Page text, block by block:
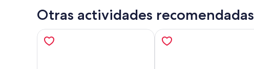
Otras actividades recomendadas